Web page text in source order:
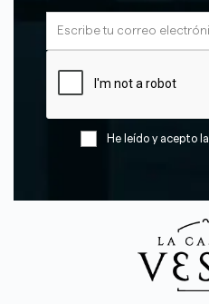
He leído y acepto la